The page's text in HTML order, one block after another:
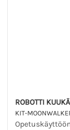
ROBOTTI
KIT-